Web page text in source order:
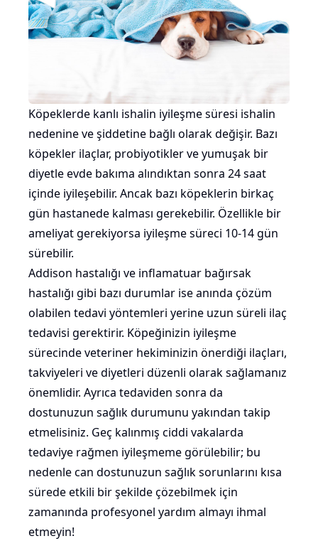
Köpeklerde kanlı ishalin iyileşme süresi ishalin
nedenine ve şiddetine bağlı olarak değişir. Bazı
köpekler ilaçlar, probiyotikler ve yumuşak bir
diyetle evde bakıma alındıktan sonra 24 saat
içinde iyileşebilir. Ancak bazı köpeklerin birkaç
gün hastanede kalması gerekebilir. Özellikle bir
ameliyat gerekiyorsa iyileşme süreci 10-14 gün
sürebilir.
Addison hastalığı ve inflamatuar bağırsak
hastalığı gibi bazı durumlar ise anında çözüm
olabilen tedavi yöntemleri yerine uzun süreli ilaç
tedavisi gerektirir. Köpeğinizin iyileşme
sürecinde veteriner hekiminizin önerdiği ilaçları,
takviyeleri ve diyetleri düzenli olarak sağlamanız
önemlidir. Ayrıca tedaviden sonra da
dostunuzun sağlık durumunu yakından takip
etmelisiniz. Geç kalınmış ciddi vakalarda
tedaviye rağmen iyileşmeme görülebilir; bu
nedenle can dostunuzun sağlık sorunlarını kısa
sürede etkili bir şekilde çözebilmek için
zamanında profesyonel yardım almayı ihmal
etmeyin!